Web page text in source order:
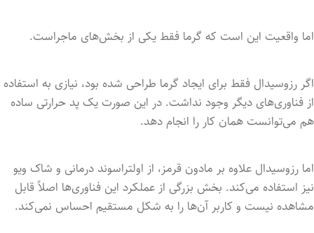
اما واقعیت این است که گرما فقط یکی از بخش‌های ماجراست.
اگر رزوسیدال فقط برای ایجاد گرما طراحی شده بود، نیازی به استفاده
از فناوری‌های دیگر وجود نداشت. در این صورت یک پد حرارتی ساده
هم می‌توانست همان کار را انجام دهد.
اما رزوسیدال علاوه بر مادون قرمز، از اولتراسوند درمانی و شاک ویو
نیز استفاده می‌کند. بخش بزرگی از عملکرد این فناوری‌ها اصلاً قابل
مشاهده نیست و کاربر آن‌ها را به شکل مستقیم احساس نمی‌کند.